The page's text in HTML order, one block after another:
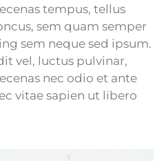
tempus, tellus
sem quam semper
sem neque sed ipsum.
vel, luctus pulvinar,
nec odio et ante
vitae sapien ut libero